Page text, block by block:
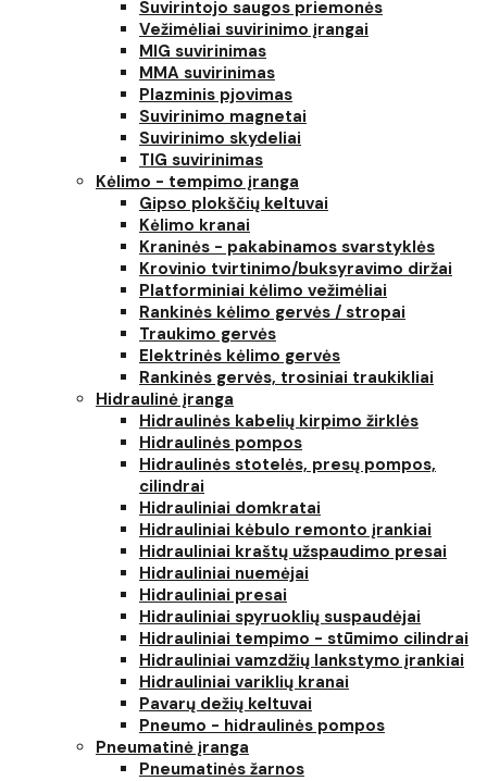
Suvirintojo saugos priemonės
Vežimėliai suvirinimo įrangai
MIG suvirinimas
MMA suvirinimas
Plazminis pjovimas
Suvirinimo magnetai
Suvirinimo skydeliai
TIG suvirinimas
Kėlimo - tempimo įranga
Gipso plokščių keltuvai
Kėlimo kranai
Kraninės - pakabinamos svarstyklės
Krovinio tvirtinimo/buksyravimo diržai
Platforminiai kėlimo vežimėliai
Rankinės kėlimo gervės / stropai
Traukimo gervės
Elektrinės kėlimo gervės
Rankinės gervės, trosiniai traukikliai
Hidraulinė įranga
Hidraulinės kabelių kirpimo žirklės
Hidraulinės pompos
Hidraulinės stotelės, presų pompos,
cilindrai
Hidrauliniai domkratai
Hidrauliniai kėbulo remonto įrankiai
Hidrauliniai kraštų užspaudimo presai
Hidrauliniai nuemėjai
Hidrauliniai presai
Hidrauliniai spyruoklių suspaudėjai
Hidrauliniai tempimo - stūmimo cilindrai
Hidrauliniai vamzdžių lankstymo įrankiai
Hidrauliniai variklių kranai
Pavarų dežių keltuvai
Pneumo - hidraulinės pompos
Pneumatinė įranga
Pneumatinės žarnos